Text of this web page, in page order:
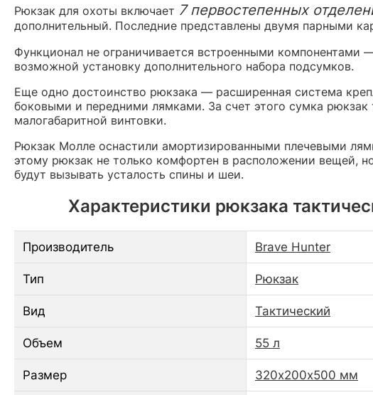
Рюкзак для охоты включает 7 первостепенных
дополнительный. Последние представлены двумя парными
Функционал не ограничивается встроенными компонентами
возможной установку дополнительного набора подсумков.
Еще одно достоинство рюкзака — расширенная система
боковыми и передними лямками. За счет этого сумка
малогабаритной винтовки.
Рюкзак Молле оснастили амортизированными плечевыми
этому рюкзак не только комфортен в расположении вещей,
будут вызывать усталость спины и шеи.
Характеристики рюкзака
Производитель Brave Hunter
Тип Рюкзак
Вид Тактический
Объем 55 л
Размер 320х200х500 мм